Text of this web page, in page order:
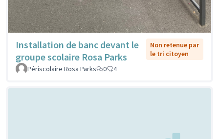
Installation de banc devant le
groupe scolaire Rosa Parks
Non retenue par
le tri citoyen
Périscolaire Rosa Parks
0 4